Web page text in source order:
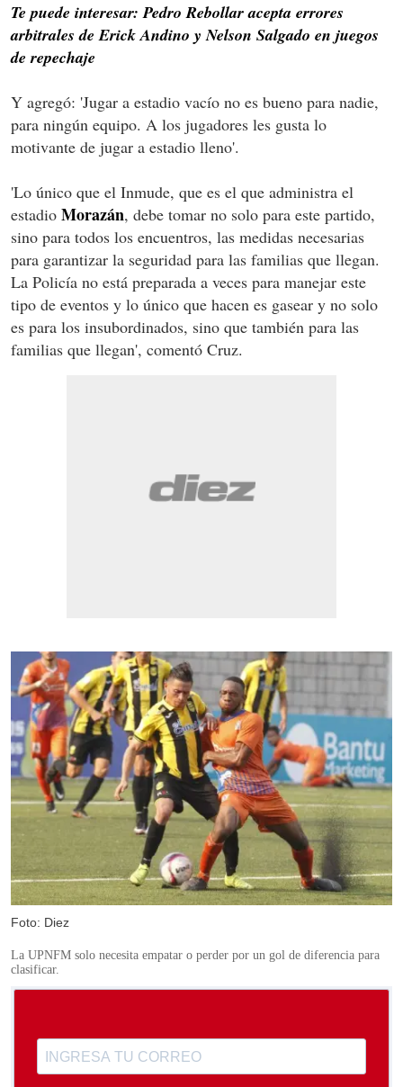
Te puede interesar: Pedro Rebollar acepta errores
arbitrales de Erick Andino y Nelson Salgado en juegos
de repechaje
Y agregó: 'Jugar a estadio vacío no es bueno para nadie,
para ningún equipo. A los jugadores les gusta lo
motivante de jugar a estadio lleno'.
'Lo único que el Inmude, que es el que administra el
estadio Morazán, debe tomar no solo para este partido,
sino para todos los encuentros, las medidas necesarias
para garantizar la seguridad para las familias que llegan.
La Policía no está preparada a veces para manejar este
tipo de eventos y lo único que hacen es gasear y no solo
es para los insubordinados, sino que también para las
familias que llegan', comentó Cruz.
Foto: Diez
La UPNFM solo necesita empatar o perder por un gol de diferencia para
clasificar.